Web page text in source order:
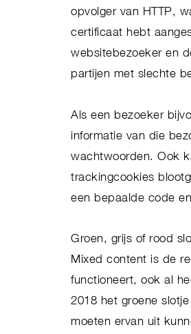
opvolger van HTTP,
certificaat hebt
websitebezoeker en
partijen met slechte
Als een bezoeker
informatie van die
wachtwoorden. Ook
trackingcookies
een bepaalde code
Groen, grijs of rood
Mixed content is de
functioneert, ook al
2018 het groene
moeten ervan uit